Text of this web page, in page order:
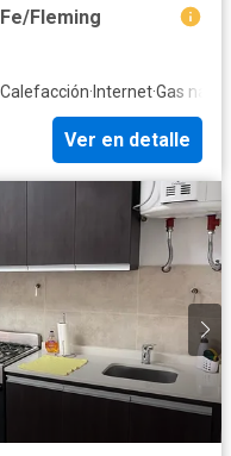
Fleming
Calefacción· Internet·Gas
Ver en detalle